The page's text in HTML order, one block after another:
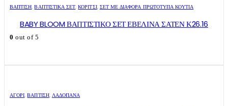
ΒΑΠΤΙΣΗ,ΒΑΠΤΙΣΤΙΚΆ ΣΕΤ,ΚΟΡΊΤΣΙ, ΣΕΤ ΜΕ ΔΙΆΦΟΡΑ ΠΡΩΤΌΤΥΠΑ ΚΟΥΤΙΆ
BABY BLOOM ΒΑΠΤΙΣΤΙΚΟ ΣΕΤ ΕΒΕΛΙΝΑ ΣΑΤΕΝ Κ26.16
0 out of 5
ΑΓΌΡΙ,ΒΑΠΤΙΣΗ, ΛΑΔΌΠΑΝΑ